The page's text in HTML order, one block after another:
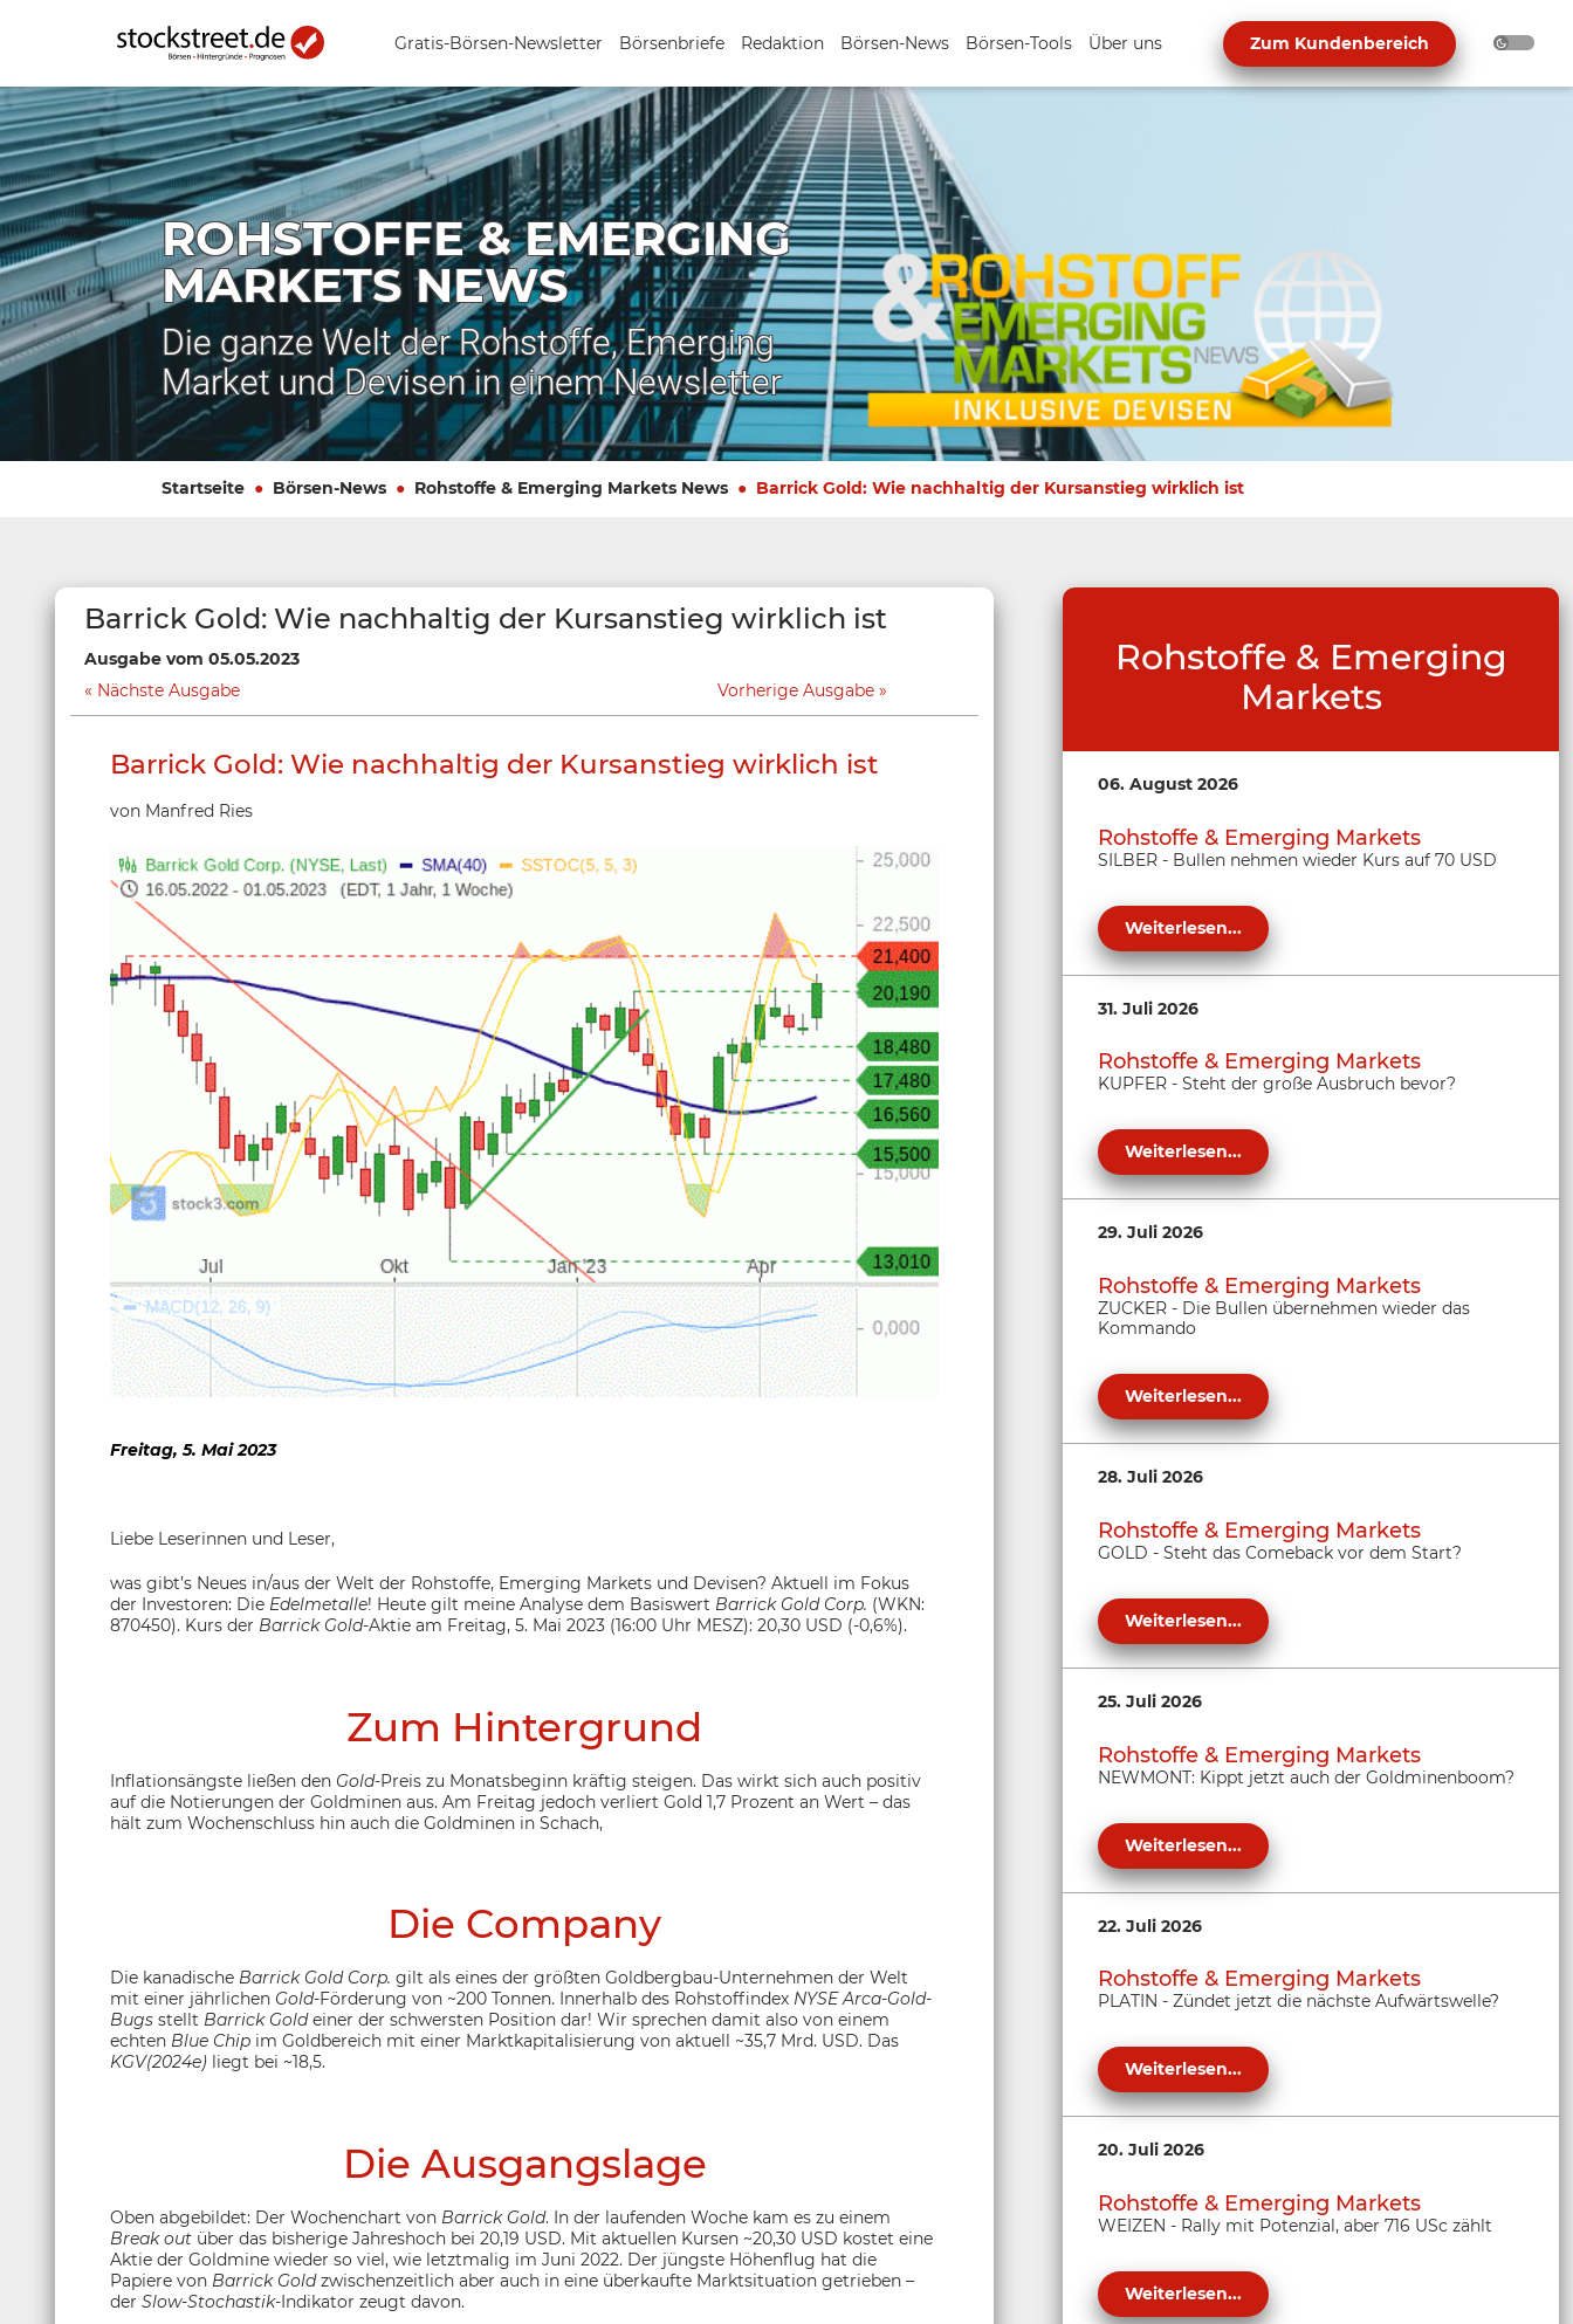
Gratis-Börsen-Newsletter Börsenbriefe Redaktion Börsen-News Börsen-Tools Über uns Zum Kundenbereich
ROHSTOFFE & EMERGING
MARKETS NEWS
Die ganze Welt der Rohstoffe, Emerging
Market und Devisen in einem Newsletter
Startseite Börsen-News Rohstoffe & Emerging Markets News Barrick Gold: Wie nachhaltig der Kursanstieg wirklich ist
Barrick Gold: Wie nachhaltig der Kursanstieg wirklich ist
Ausgabe vom 05.05.2023
Nächste Ausgabe
Vorherige Ausgabe
Barrick Gold: Wie nachhaltig der Kursanstieg wirklich ist
von Manfred Ries
Freitag, 5. Mai 2023
Liebe Leserinnen und Leser,
was gibt’s Neues in/aus der Welt der Rohstoffe, Emerging Markets und Devisen? Aktuell im Fokus
der Investoren: Die Edelmetalle! Heute gilt meine Analyse dem Basiswert Barrick Gold Corp. (WKN:
870450). Kurs der Barrick Gold-Aktie am Freitag, 5. Mai 2023 (16:00 Uhr MESZ): 20,30 USD (-0,6%).
Zum Hintergrund
Inflationsängste ließen den Gold-Preis zu Monatsbeginn kräftig steigen. Das wirkt sich auch positiv
auf die Notierungen der Goldminen aus. Am Freitag jedoch verliert Gold 1,7 Prozent an Wert – das
hält zum Wochenschluss hin auch die Goldminen in Schach,
Die Company
Die kanadische Barrick Gold Corp. gilt als eines der größten Goldbergbau-Unternehmen der Welt
mit einer jährlichen Gold-Förderung von ~200 Tonnen. Innerhalb des Rohstoffindex NYSE Arca-Gold-
Bugs stellt Barrick Goldeiner der schwersten Position dar! Wir sprechen damit also von einem
echten Blue Chip im Goldbereich mit einer Marktkapitalisierung von aktuell ~35,7 Mrd. USD. Das
KGV(2024e) liegt bei ~18,5.
Die Ausgangslage
Oben abgebildet: Der Wochenchart von Barrick Gold. In der laufenden Woche kam es zu einem
Break out über das bisherige Jahreshoch bei 20,19 USD. Mit aktuellen Kursen ~20,30 USD kostet eine
Aktie der Goldmine wieder so viel, wie letztmalig im Juni 2022. Der jüngste Höhenflug hat die
Papiere von Barrick Goldzwischenzeitlich aber auch in eine überkaufte Marktsituation getrieben –
der Slow-Stochastik-Indikator zeugt davon.
Rohstoffe & Emerging
Markets
06. August 2026
Rohstoffe & Emerging Markets
SILBER - Bullen nehmen wieder Kurs auf 70 USD
Weiterlesen...
31. Juli 2026
Rohstoffe & Emerging Markets
KUPFER - Steht der große Ausbruch bevor?
Weiterlesen...
29. Juli 2026
Rohstoffe & Emerging Markets
ZUCKER - Die Bullen übernehmen wieder das
Kommando
Weiterlesen...
28. Juli 2026
Rohstoffe & Emerging Markets
GOLD - Steht das Comeback vor dem Start?
Weiterlesen...
25. Juli 2026
Rohstoffe & Emerging Markets
NEWMONT: Kippt jetzt auch der Goldminenboom?
Weiterlesen...
22. Juli 2026
Rohstoffe & Emerging Markets
PLATIN - Zündet jetzt die nächste Aufwärtswelle?
Weiterlesen...
20. Juli 2026
Rohstoffe & Emerging Markets
WEIZEN - Rally mit Potenzial, aber 716 USc zählt
Weiterlesen...